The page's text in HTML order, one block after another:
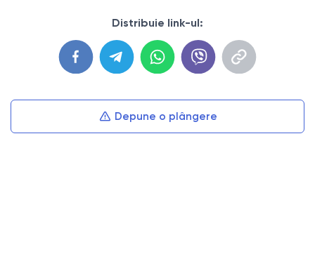
Distribuie link-ul:
Depune o plângere